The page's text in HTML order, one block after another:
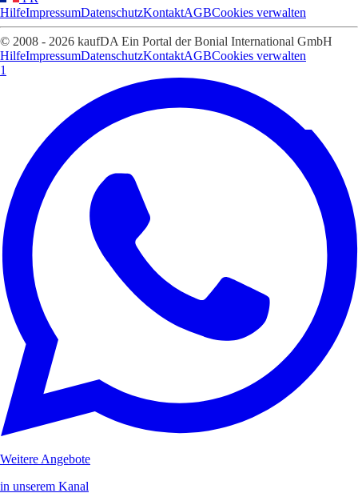
HilfeImpressumDatenschutzKontaktAGBCookies verwalten
© 2008 - 2026 kaufDA Ein Portal der Bonial International GmbH
HilfeImpressumDatenschutzKontaktAGBCookies verwalten
1
Weitere Angebote
in unserem Kanal